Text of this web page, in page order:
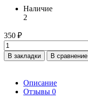
Наличие
2
350 ₽
В закладки
В сравнение
Описание
Отзывы 0